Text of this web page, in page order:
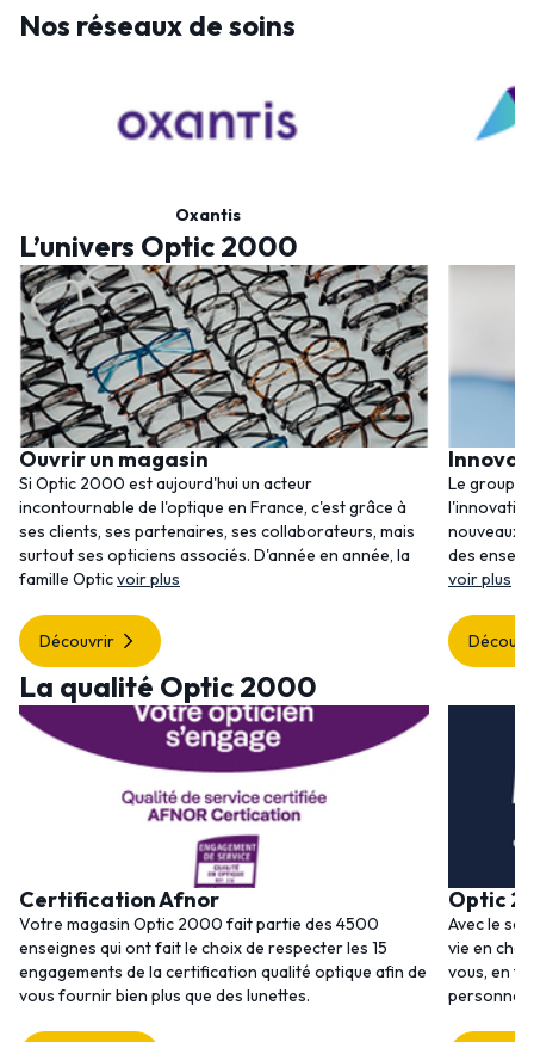
Nos réseaux de soins
Oxantis
L’univers Optic 2000
Ouvrir un magasin
Si Optic 2000 est aujourd'hui un acteur
incontournable de l'optique en France, c'est grâce à
ses clients, ses partenaires, ses collaborateurs, mais
surtout ses opticiens associés. D'année en année, la
famille Opticvoir plus
Découvrir
Le
nouveaux
des
voir plus
La qualité Optic 2000
Certification Afnor
Votre magasin Optic 2000 fait partie des 4500
enseignes qui ont fait le choix de respecter les 15
engagements de la certification qualité optique afin de
vous fournir bien plus que des lunettes.
Optic
Avec le
vie en
vous, en